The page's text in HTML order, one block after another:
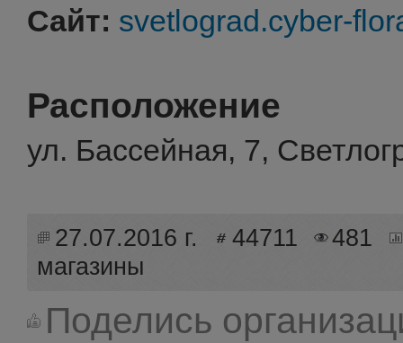
Сайт: svetlograd.cyber-
Расположение
ул. Бассейная, 7,
27.07.2016 г. 44711
481
магазины
Поделись